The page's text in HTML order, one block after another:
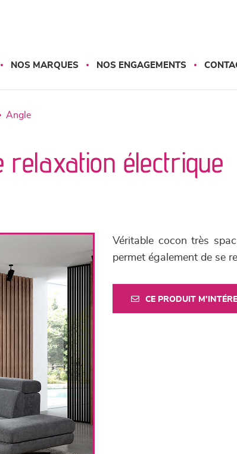
NOS MARQUES NOS ENGAGEMENTS
angle
relaxation électrique
Véritable cocon très
permet également de se
CE PRODUIT